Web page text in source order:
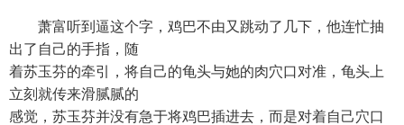
萧富听到逼这个字，鸡巴不由又跳动了几下，他连忙抽
出了自己的手指，随
着苏玉芬的牵引，将自己的龟头与她的肉穴口对准，龟头上
立刻就传来滑腻腻的
感觉，苏玉芬并没有急于将鸡巴插进去，而是对着自己穴口